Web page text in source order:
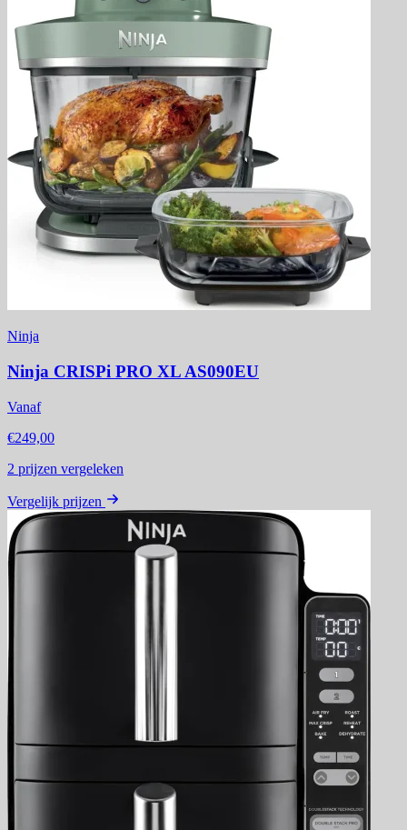
Ninja
Ninja CRISPi PRO XL AS090EU
Vanaf
€249,00
2 prijzen vergeleken
Vergelijk prijzen